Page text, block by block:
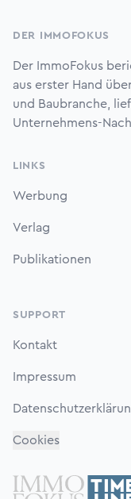
DER IMMOFOKUS
Der ImmoFokus
aus erster Hand
und Baubranche,
Unternehmens-
LINKS
Werbung
Verlag
Publikationen
SUPPORT
Kontakt
Impressum
Cookies